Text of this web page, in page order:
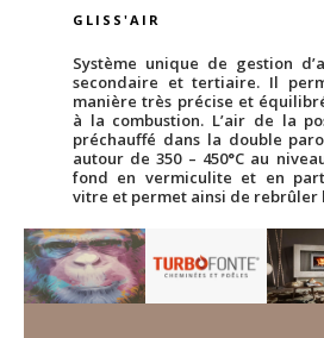
GLISS'AIR
Système unique de gestion
secondaire et tertiaire. Il
manière très précise et
à la combustion. L’air de la
préchauffé dans la double
autour de 350 – 450°C au
fond en vermiculite et en
vitre et permet ainsi de rebrûler